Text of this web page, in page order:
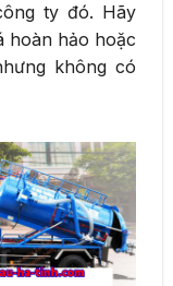
ty đó. Hãy
hoàn hảo hoặc
không có